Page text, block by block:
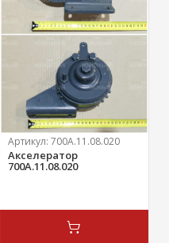
Артикул: 700А.11.08.020
Акселератор
700А.11.08.020